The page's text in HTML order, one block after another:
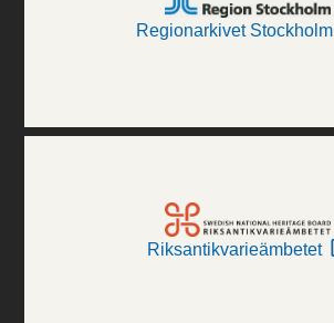
Regionarkivet Stockholm
Riksantikvarieämbetet